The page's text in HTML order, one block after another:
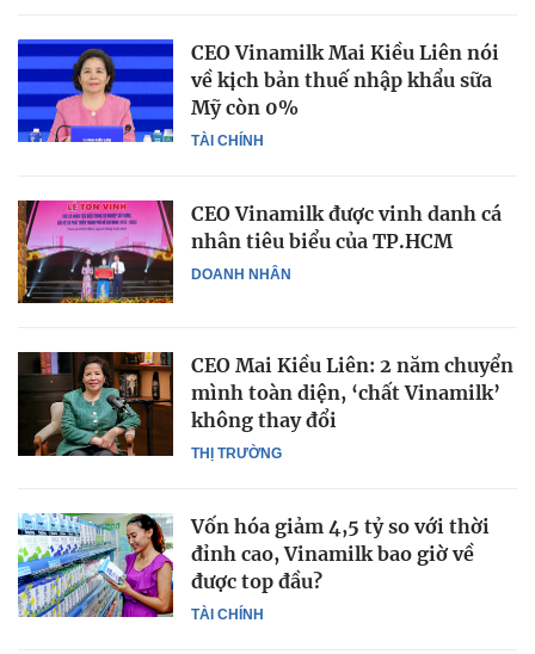
TÀI CHÍNH
CEO Vinamilk Mai Kiều Liên nói
về kịch bản thuế nhập khẩu sữa
Mỹ còn 0%
DOANH NHÂN
CEO Vinamilk được vinh danh cá
nhân tiêu biểu của TP.HCM
THỊ TRƯỜNG
CEO Mai Kiều Liên: 2 năm chuyển
mình toàn diện, ‘chất Vinamilk’
không thay đổi
TÀI CHÍNH
Vốn hóa giảm 4,5 tỷ so với thời
đỉnh cao, Vinamilk bao giờ về
được top đầu?